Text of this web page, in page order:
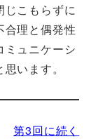
こもらずに
合理と偶発性
ミュニケーシ
います。
第3回に続く